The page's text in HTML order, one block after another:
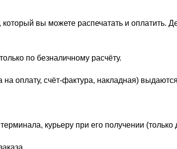
вы можете распечатать и оплатить.
по безналичному расчёту.
оплату, счёт-фактура, накладная)
курьеру при его получении (только